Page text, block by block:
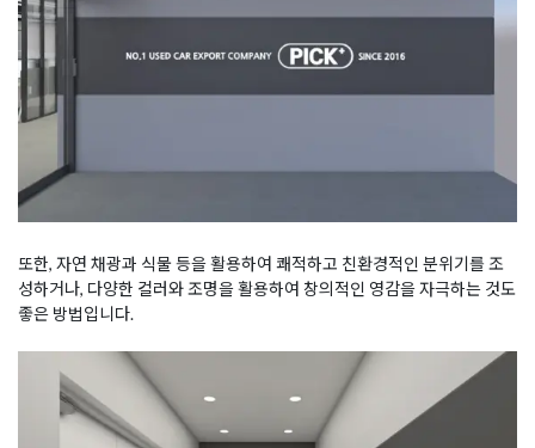
또한, 자연 채광과 식물 등을 활용하여 쾌적하고 친환경적인 분위기를 조
성하거나, 다양한 컬러와 조명을 활용하여 창의적인 영감을 자극하는 것도
좋은 방법입니다.